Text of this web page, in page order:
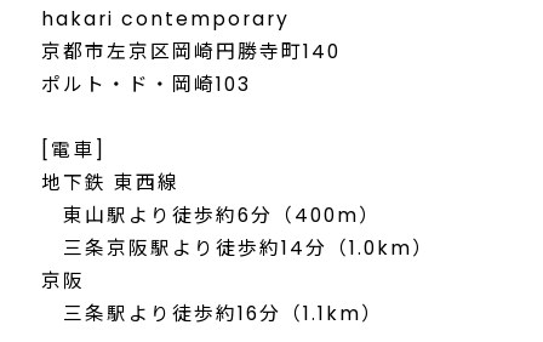
hakari contemporary
京都市左京区岡崎円勝寺町140
ポルト・ド・岡崎103
[電車]
地下鉄 東西線
東山駅より徒歩約6分（400m）
三条京阪駅より徒歩約14分（1.0km）
京阪
三条駅より徒歩約16分（1.1km）